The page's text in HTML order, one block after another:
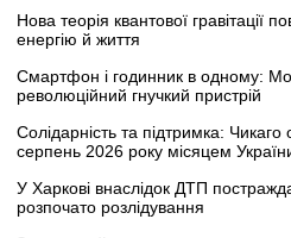
Нова теорія квантової гравітації
енергію й життя
Смартфон і годинник в одному:
революційний гнучкий пристрій
Солідарність та підтримка:
серпень 2026 року місяцем
У Харкові внаслідок ДТП
розпочато розлідування